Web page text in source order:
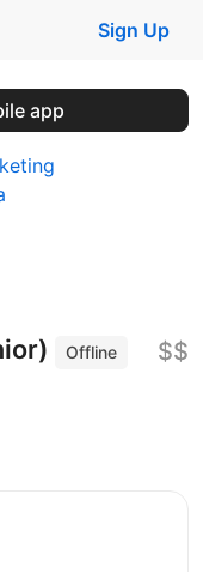
Sign Up
app
Offline
$$